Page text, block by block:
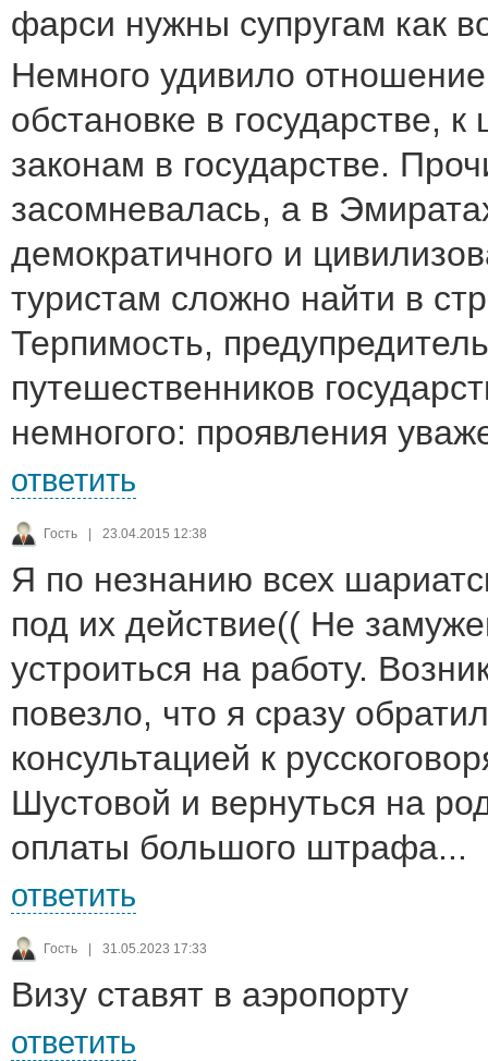
фарси нужны супругам как
Немного удивило
обстановке в государстве,
законам в государстве.
засомневалась, а в
демократичного и
туристам сложно найти в
Терпимость,
путешественников
немногого: проявления
ответить
Гость 23.04.2015 12:38
Я по незнанию всех
под их действие(( Не
устроиться на работу.
повезло, что я сразу
консультацией к
Шустовой и вернуться на
оплаты большого штрафа...
ответить
Гость 31.05.2023 17:33
Визу ставят в аэропорту
ответить